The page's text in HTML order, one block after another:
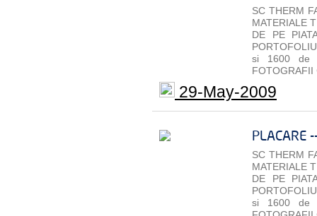
SC THERM
MATERIALE
DE PE
si 1600 de
FOTOGRAFII
29-May-2009
PLACARE
SC THERM
MATERIALE
DE PE
si 1600 de